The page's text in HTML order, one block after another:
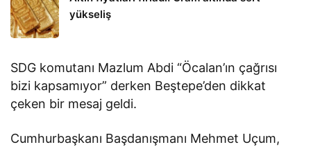
yükseliş
SDG komutanı Mazlum Abdi “Öcalan’ın çağrısı
bizi kapsamıyor” derken Beştepe’den dikkat
çeken bir mesaj geldi.
Cumhurbaşkanı Başdanışmanı Mehmet Uçum,